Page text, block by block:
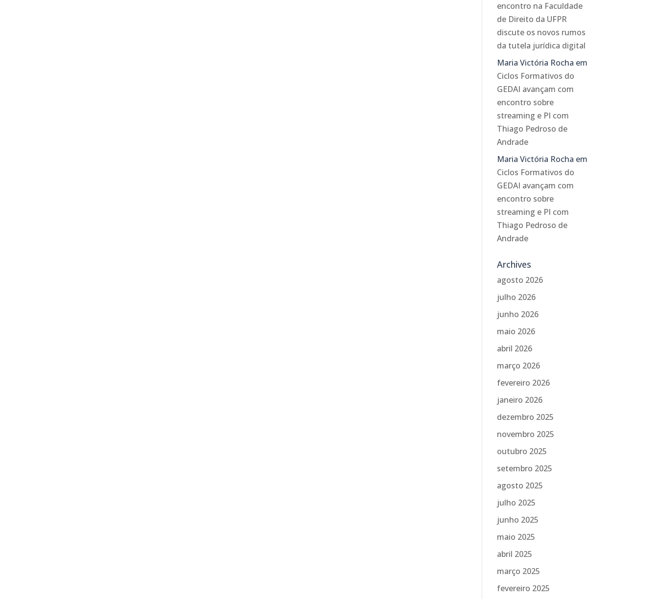
encontro na Faculdade
de Direito da UFPR
discute os novos rumos
da tutela jurídica digital
Maria Victória Rocha em
Ciclos Formativos do
GEDAI avançam com
encontro sobre
streaming e PI com
Thiago Pedroso de
Andrade
Maria Victória Rocha em
Ciclos Formativos do
GEDAI avançam com
encontro sobre
streaming e PI com
Thiago Pedroso de
Andrade
Archives
agosto 2026
julho 2026
junho 2026
maio 2026
abril 2026
março 2026
fevereiro 2026
janeiro 2026
dezembro 2025
novembro 2025
outubro 2025
setembro 2025
agosto 2025
julho 2025
junho 2025
maio 2025
abril 2025
março 2025
fevereiro 2025